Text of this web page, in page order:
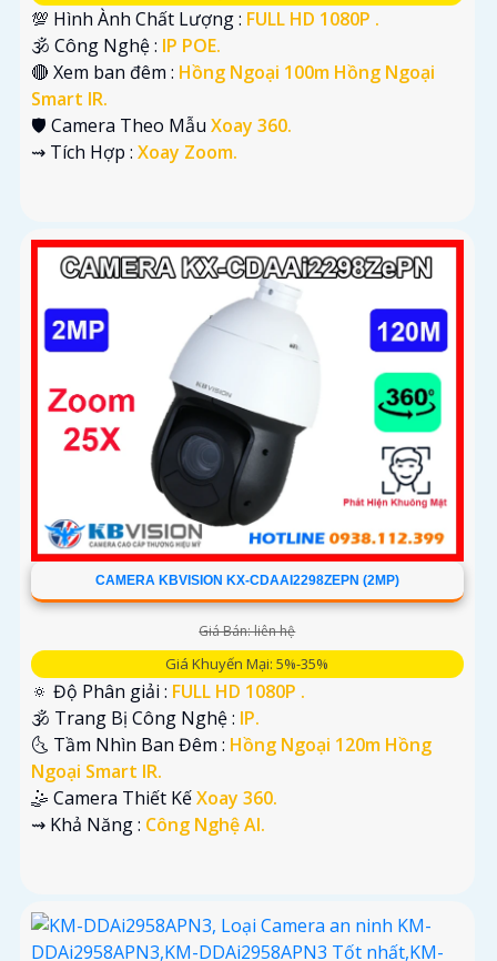
💯 Hình Ành Chất Lượng : FULL HD 1080P .
🕉️ Công Nghệ : IP POE.
🔴 Xem ban đêm : Hồng Ngoại 100m Hồng Ngoại
Smart IR.
🛡 Camera Theo Mẫu Xoay 360.
️⇝ Tích Hợp : Xoay Zoom.
CAMERA KBVISION KX-CDAAI2298ZEPN (2MP)
Giá Bán: liên hệ
Giá Khuyến Mại: 5%-35%
🔅 Độ Phân giải : FULL HD 1080P .
🕉️ Trang Bị Công Nghệ : IP.
🌜 Tầm Nhìn Ban Đêm : Hồng Ngoại 120m Hồng
Ngoại Smart IR.
🤹 Camera Thiết KếXoay 360.
️⇝ Khả Năng : Công Nghệ AI.